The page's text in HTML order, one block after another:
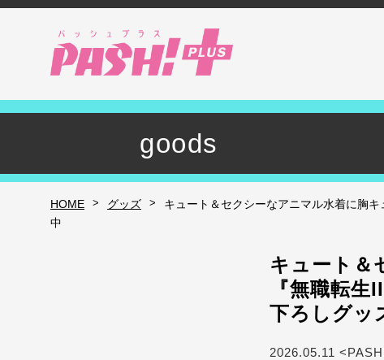
goods
HOME > グッズ >
キュート＆セクシーなアニマル水着に胸
中
キュート＆
『無職転
下ろしグッ
2026.05.11